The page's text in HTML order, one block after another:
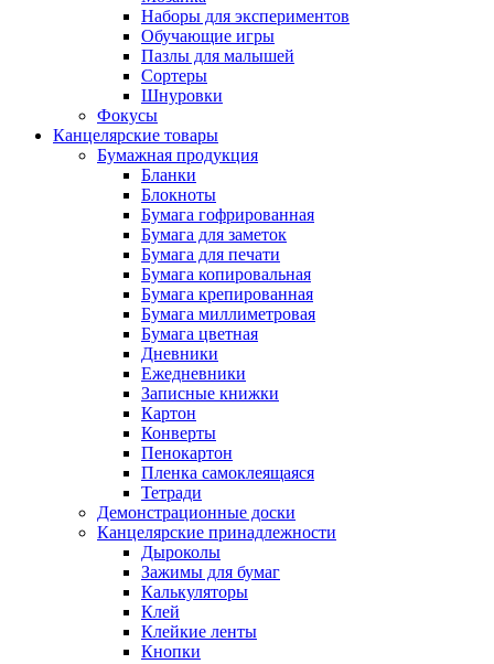
Наборы для экспериментов
Обучающие игры
Пазлы для малышей
Сортеры
Шнуровки
Фокусы
Канцелярские товары
Бумажная продукция
Бланки
Блокноты
Бумага гофрированная
Бумага для заметок
Бумага для печати
Бумага копировальная
Бумага крепированная
Бумага миллиметровая
Бумага цветная
Дневники
Ежедневники
Записные книжки
Картон
Конверты
Пенокартон
Пленка самоклеящаяся
Тетради
Демонстрационные доски
Канцелярские принадлежности
Дыроколы
Зажимы для бумаг
Калькуляторы
Клей
Клейкие ленты
Кнопки